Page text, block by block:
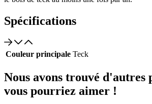
Spécifications
Couleur principale Teck
Nous avons trouvé d'autres
vous pourriez aimer !